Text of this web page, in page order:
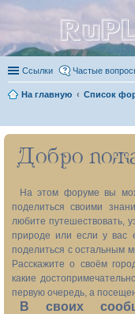
Ссылки Частые
На главную Список
Добро
На этом форуме вы
поделиться своими
любите путешествовать,
природе или если у вас
поделиться с остальным
Расскажите о своём
какие
первую очередь, а
В своих